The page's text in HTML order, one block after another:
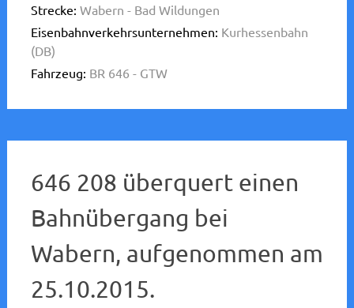
Strecke: Wabern - Bad Wildungen
Eisenbahnverkehrsunternehmen: Kurhessenbahn
(DB)
Fahrzeug: BR 646 - GTW
646 208 überquert einen
Bahnübergang bei
Wabern, aufgenommen am
25.10.2015.